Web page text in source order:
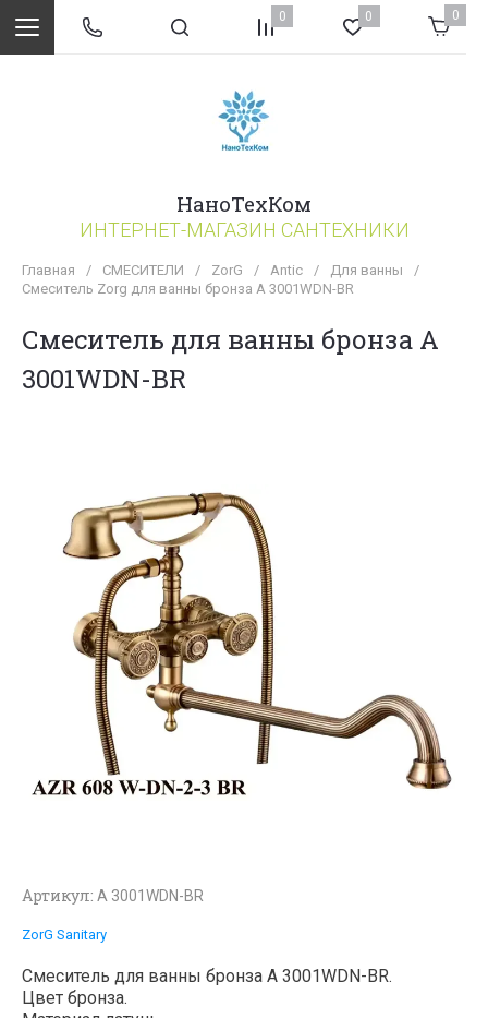
0 0 0
НаноТехКом
ИНТЕРНЕТ-МАГАЗИН САНТЕХНИКИ
Главная / СМЕСИТЕЛИ / ZorG / Antic / Для ванны
/
Смеситель Zorg для ванны бронза A 3001WDN-BR
Смеситель для ванны бронза A
3001WDN-BR
Артикул: A 3001WDN-BR
ZorG Sanitary
Смеситель для ванны бронза A 3001WDN-BR.
Цвет бронза.